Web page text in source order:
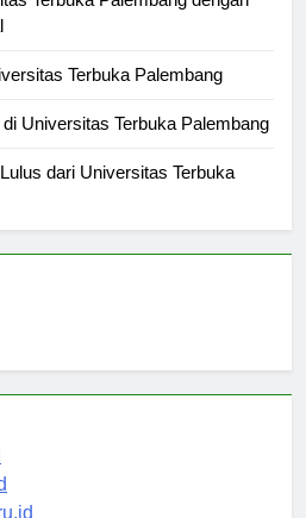
Terbuka Palembang dengan
dari Universitas Terbuka